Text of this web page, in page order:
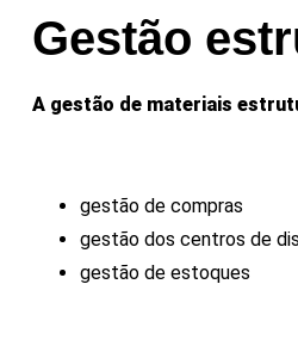
Gestão
A gestão de materiais
gestão de compras
gestão dos centros de
gestão de estoques